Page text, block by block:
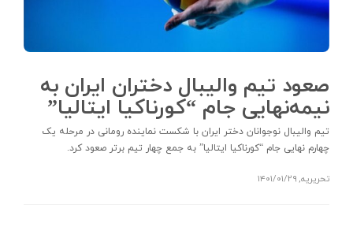
صعود تیم والیبال دختران ایران به
نیمه‌نهایی جام “کورناکیا ایتالیا”
تیم والیبال نوجوانان دختر ایران با شکست نماینده رومانی در مرحله یک
چهارم نهایی جام “کورناکیا ایتالیا” به جمع چهار تیم برتر صعود کرد.
تحریریه, ۱۴۰۱/۰۱/۲۹